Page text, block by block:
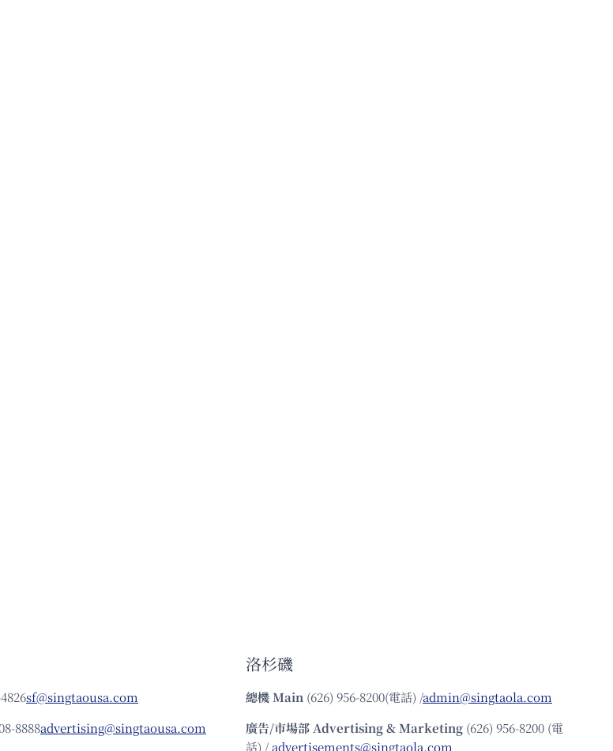
sf@singtaousa.com
8888advertising@singtaousa.com
洛杉磯
總機Main (626) 956-8200(電話) /admin@singtaola.com
廣告/市場部Advertising & Marketing (626) 956-8200 (電
話) /advertisements@singtaola.com